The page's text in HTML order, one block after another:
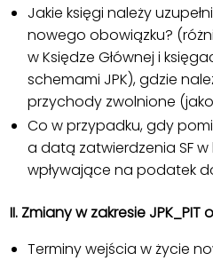
Jakie księgi należy
nowego obowiązku?
w Księdze Głównej i
schemami JPK), gdzie
przychody zwolnione (jako
Co w przypadku, gdy
a datą zatwierdzenia SF
wpływające na podatek
II. Zmiany w zakresie JPK_PIT
Terminy wejścia w życie